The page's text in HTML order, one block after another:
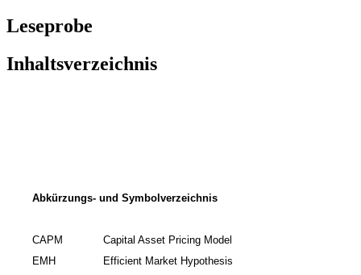
Leseprobe
Inhaltsverzeichnis
Abkürzungs- und Symbolverzeichnis
CAPM
Capital Asset Pricing Model
EMH
Efficient Market Hypothesis